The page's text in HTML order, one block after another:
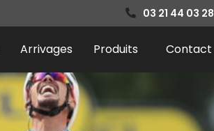
03 21 44 03 28
Arrivages Produits Contact